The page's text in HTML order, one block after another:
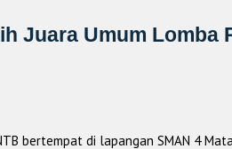
Juara Umum Lomba
bertempat di lapangan SMAN 4